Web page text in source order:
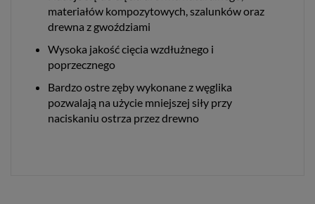
materiałów kompozytowych, szalunków oraz
drewna z gwoździami
Wysoka jakość cięcia wzdłużnego i
poprzecznego
Bardzo ostre zęby wykonane z węglika
pozwalają na użycie mniejszej siły przy
naciskaniu ostrza przez drewno